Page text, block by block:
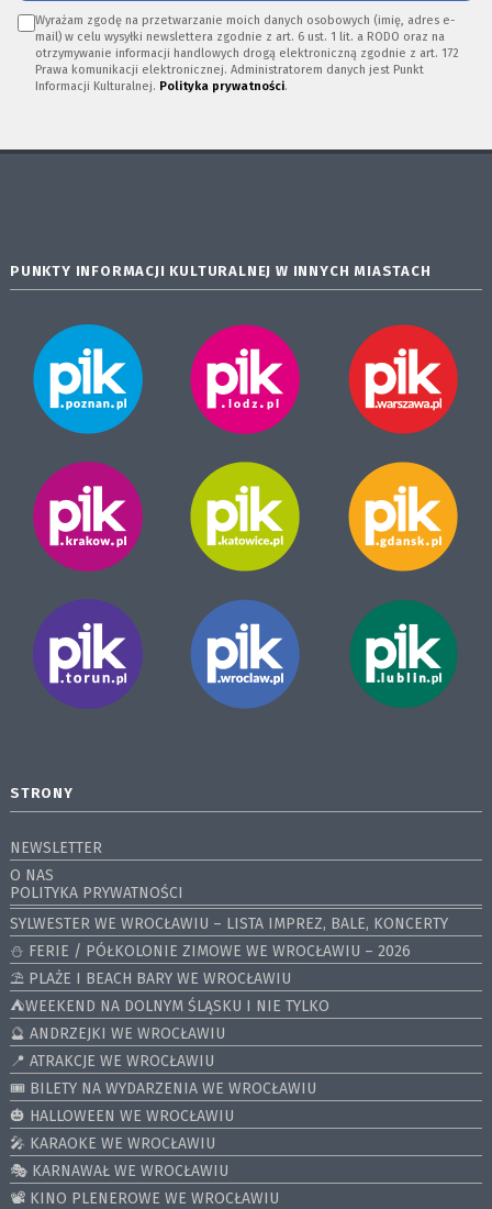
Wyrażam zgodę na przetwarzanie moich danych osobowych (imię, adres e-
mail) w celu wysyłki newslettera zgodnie z art. 6 ust. 1 lit. a RODO oraz na
otrzymywanie informacji handlowych drogą elektroniczną zgodnie z art. 172
Prawa komunikacji elektronicznej. Administratorem danych jest Punkt
Informacji Kulturalnej. Polityka prywatności.
PUNKTY INFORMACJI KULTURALNEJ W INNYCH MIASTACH
STRONY
NEWSLETTER
O NAS
POLITYKA PRYWATNOŚCI
SYLWESTER WE WROCŁAWIU – LISTA IMPREZ, BALE, KONCERTY
⛄️ FERIE / PÓŁKOLONIE ZIMOWE WE WROCŁAWIU – 2026
⛱️ PLAŻE I BEACH BARY WE WROCŁAWIU
⛺️WEEKEND NA DOLNYM ŚLĄSKU I NIE TYLKO
🔮 ANDRZEJKI WE WROCŁAWIU
📍 ATRAKCJE WE WROCŁAWIU
🎟️ BILETY NA WYDARZENIA WE WROCŁAWIU
🎃 HALLOWEEN WE WROCŁAWIU
🎤 KARAOKE WE WROCŁAWIU
🎭 KARNAWAŁ WE WROCŁAWIU
📽️ KINO PLENEROWE WE WROCŁAWIU